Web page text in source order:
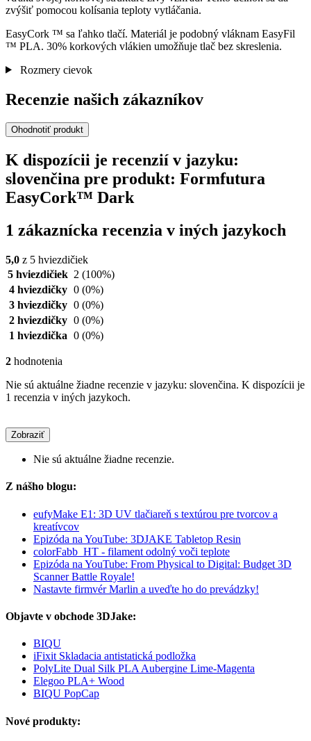
zvýšiť pomocou kolísania teploty vytláčania.
EasyCork ™ sa ľahko tlačí. Materiál je podobný vláknam EasyFil
™ PLA. 30% korkových vlákien umožňuje tlač bez skreslenia.
Rozmery cievok
Recenzie našich zákazníkov
Ohodnotiť produkt
K dispozícii je recenzií v jazyku:
slovenčina pre produkt: Formfutura
EasyCork™ Dark
1 zákaznícka recenzia v iných jazykoch
5,0 z 5 hviezdičiek
5 hviezdičiek 2 (100%)
4 hviezdičky 0 (0%)
3 hviezdičky 0 (0%)
2 hviezdičky 0 (0%)
1 hviezdička 0 (0%)
2 hodnotenia
Nie sú aktuálne žiadne recenzie v jazyku: slovenčina. K dispozícii je
1 recenzia v iných jazykoch.
Zobraziť
Nie sú aktuálne žiadne recenzie.
Z nášho blogu:
eufyMake E1: 3D UV tlačiareň s textúrou pre tvorcov a
kreatívcov
Epizóda na YouTube: 3DJAKE Tabletop Resin
colorFabb_HT - filament odolný voči teplote
Epizóda na YouTube: From Physical to Digital: Budget 3D
Scanner Battle Royale!
Nastavte firmvér Marlin a uveďte ho do prevádzky!
Objavte v obchode 3DJake:
BIQU
iFixit Skladacia antistatická podložka
PolyLite Dual Silk PLA Aubergine Lime-Magenta
Elegoo PLA+ Wood
BIQU PopCap
Nové produkty: